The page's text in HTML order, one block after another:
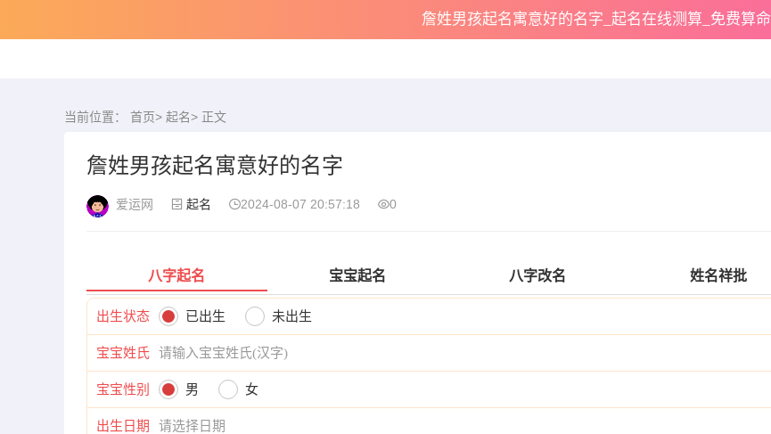
詹姓男孩起名寓意好的名字_起名在线测算_免费算命
当前位置： 首页> 起名> 正文
詹姓男孩起名寓意好的名字
爱运网 起名 2024-08-07 20:57:18 0
八字起名 宝宝起名 八字改名 姓名祥批
出生状态 已出生 未出生
宝宝姓氏
宝宝性别 男 女
出生日期